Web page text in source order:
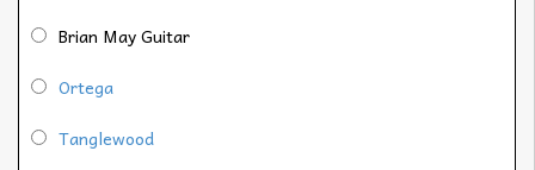
Brian May Guitar
Ortega
Tanglewood